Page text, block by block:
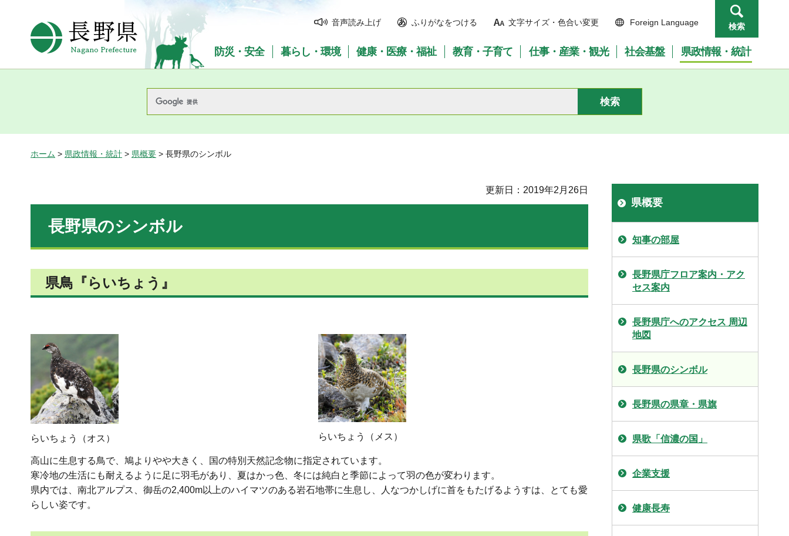
長野県Nagano Prefecture
音声読み上げ ふりがなをつける 文字サイズ・色合い変更 Foreign Language 検索
防災・安全 暮らし・環境 健康・医療・福祉 教育・子育て 仕事・産業・観光 社会基盤 県政情報・統計
ホーム > 県政情報・統計 > 県概要 > 長野県のシンボル
更新日：2019年2月26日
長野県のシンボル
県鳥『らいちょう』
らいちょう（オス） らいちょう（メス）
高山に生息する鳥で、鳩よりやや大きく、国の特別天然記念物に指定されています。
寒冷地の生活にも耐えるように足に羽毛があり、夏はかっ色、冬には純白と季節によって羽の色が変わります。
県内では、南北アルプス、御岳の2,400m以上のハイマツのある岩石地帯に生息し、人なつかしげに首をもたげるようすは、とても愛
らしい姿です。
県概要
知事の部屋
長野県庁フロア案内・アク
セス案内
長野県庁へのアクセス 周辺
地図
長野県のシンボル
長野県の県章・県旗
県歌「信濃の国」
企業支援
健康長寿